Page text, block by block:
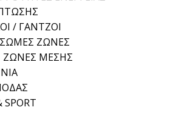
/ ΓΑΝΤΖΟΙ
ΖΩΝΕΣ
ΖΩΝΕΣ ΜΕΣΗΣ
SPORT